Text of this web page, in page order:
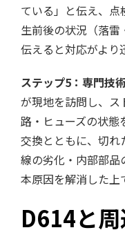
ている」と伝え、
生前後の状況（落
伝えると対応がより
ステップ5：専門技
が現地を訪問し、ス
路・ヒューズの状態
交換とともに、切
線の劣化・内部部
本原因を解消した上
D614と